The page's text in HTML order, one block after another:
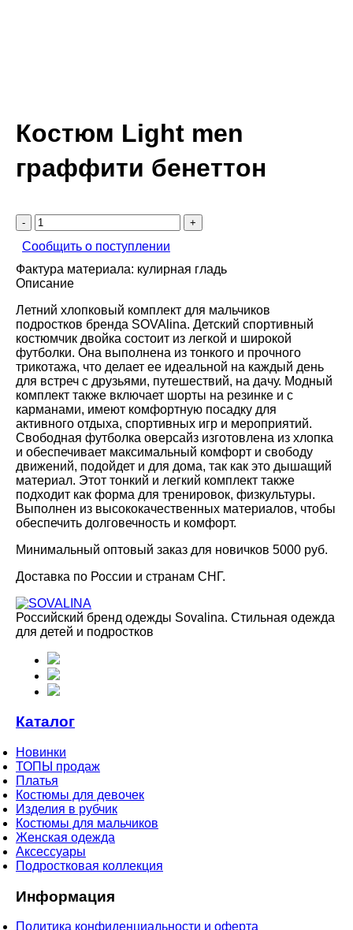
Костюм Light men
граффити бенеттон
- +
Сообщить о поступлении
Фактура материала: кулирная гладь
Описание
Летний хлопковый комплект для мальчиков
подростков бренда SOVAlina. Детский спортивный
костюмчик двойка состоит из легкой и широкой
футболки. Она выполнена из тонкого и прочного
трикотажа, что делает ее идеальной на каждый день
для встреч с друзьями, путешествий, на дачу. Модный
комплект также включает шорты на резинке и с
карманами, имеют комфортную посадку для
активного отдыха, спортивных игр и мероприятий.
Свободная футболка оверсайз изготовлена из хлопка
и обеспечивает максимальный комфорт и свободу
движений, подойдет и для дома, так как это дышащий
материал. Этот тонкий и легкий комплект также
подходит как форма для тренировок, физкультуры.
Выполнен из высококачественных материалов, чтобы
обеспечить долговечность и комфорт.
Минимальный оптовый заказ для новичков 5000 руб.
Доставка по России и странам СНГ.
Российский бренд одежды Sovalina. Стильная одежда
для детей и подростков
Каталог
Новинки
ТОПЫ продаж
Платья
Костюмы для девочек
Изделия в рубчик
Костюмы для мальчиков
Женская одежда
Аксессуары
Подростковая коллекция
Информация
Политика конфиденциальности и оферта